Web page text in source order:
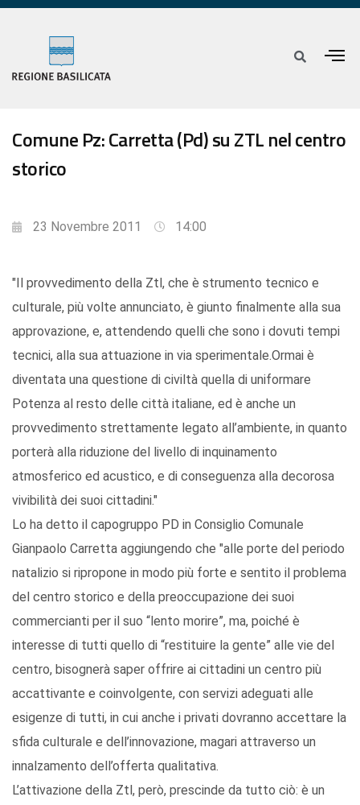
Comune Pz: Carretta (Pd) su ZTL nel centro
storico
23 Novembre 2011 14:00
"Il provvedimento della Ztl, che è strumento tecnico e
culturale, più volte annunciato, è giunto finalmente alla sua
approvazione, e, attendendo quelli che sono i dovuti tempi
tecnici, alla sua attuazione in via sperimentale.Ormai è
diventata una questione di civiltà quella di uniformare
Potenza al resto delle città italiane, ed è anche un
provvedimento strettamente legato all’ambiente, in quanto
porterà alla riduzione del livello di inquinamento
atmosferico ed acustico, e di conseguenza alla decorosa
vivibilità dei suoi cittadini."
Lo ha detto il capogruppo PD in Consiglio Comunale
Gianpaolo Carretta aggiungendo che "alle porte del periodo
natalizio si ripropone in modo più forte e sentito il problema
del centro storico e della preoccupazione dei suoi
commercianti per il suo “lento morire”, ma, poiché è
interesse di tutti quello di “restituire la gente” alle vie del
centro, bisognerà saper offrire ai cittadini un centro più
accattivante e coinvolgente, con servizi adeguati alle
esigenze di tutti, in cui anche i privati dovranno accettare la
sfida culturale e dell’innovazione, magari attraverso un
innalzamento dell’offerta qualitativa.
L’attivazione della Ztl, però, prescinde da tutto ciò: è un